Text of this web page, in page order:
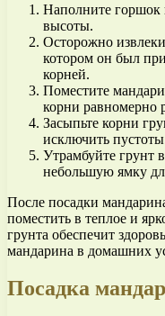
Наполните горшок
высоты.
Осторожно
котором он был
корней.
Поместите
корни равномерно
Засыпьте корни
исключить
Утрамбуйте грунт
небольшую ямку
После посадки
поместить в теплое и
грунта обеспечит
мандарина в домашних
Посадка